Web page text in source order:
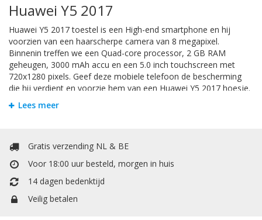
Huawei Y5 2017
Huawei Y5 2017 toestel is een High-end smartphone en hij
voorzien van een haarscherpe camera van 8 megapixel.
Binnenin treffen we een Quad-core processor, 2 GB RAM
geheugen, 3000 mAh accu en een 5.0 inch touchscreen met
720x1280 pixels. Geef deze mobiele telefoon de bescherming
die hij verdient en voorzie hem van een Huawei Y5 2017 hoesje.
Zodat u zorgeloos met uw telefoon apparaat kunt gebruiken.
Om krassen en schade te voorkomen is het handigst om uw
Telefoonhoesje kunt u allerlei soorten hoesjes vinden. Het
booktype hoesje heeft een extra vakje voor pasjes of
vakje voor pasjes of papiergeld. In de portemonnee / boek vorm
Lees meer
Gratis verzending NL & BE
Voor 18:00 uur besteld, morgen in huis
14 dagen bedenktijd
Veilig betalen